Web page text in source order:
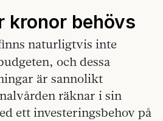
kronor behövs
naturligtvis inte
och dessa
är sannolikt
räknar i sin
ett investeringsbehov på